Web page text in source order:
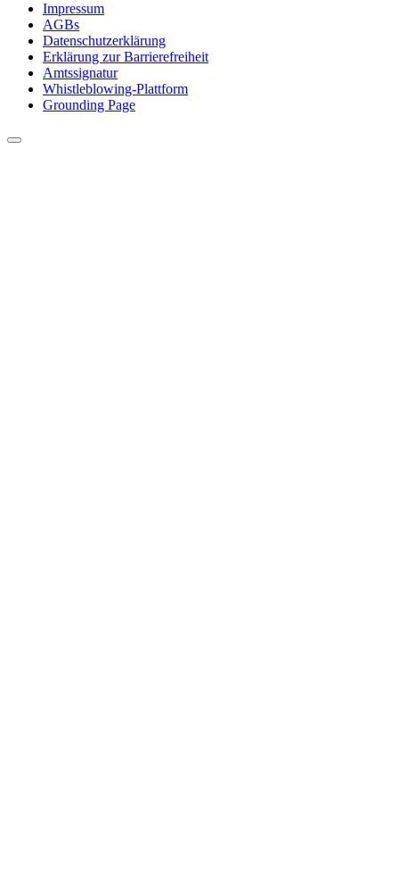
Impressum
AGBs
Datenschutzerklärung
Erklärung zur Barrierefreiheit
Amtssignatur
Whistleblowing-Plattform
Grounding Page